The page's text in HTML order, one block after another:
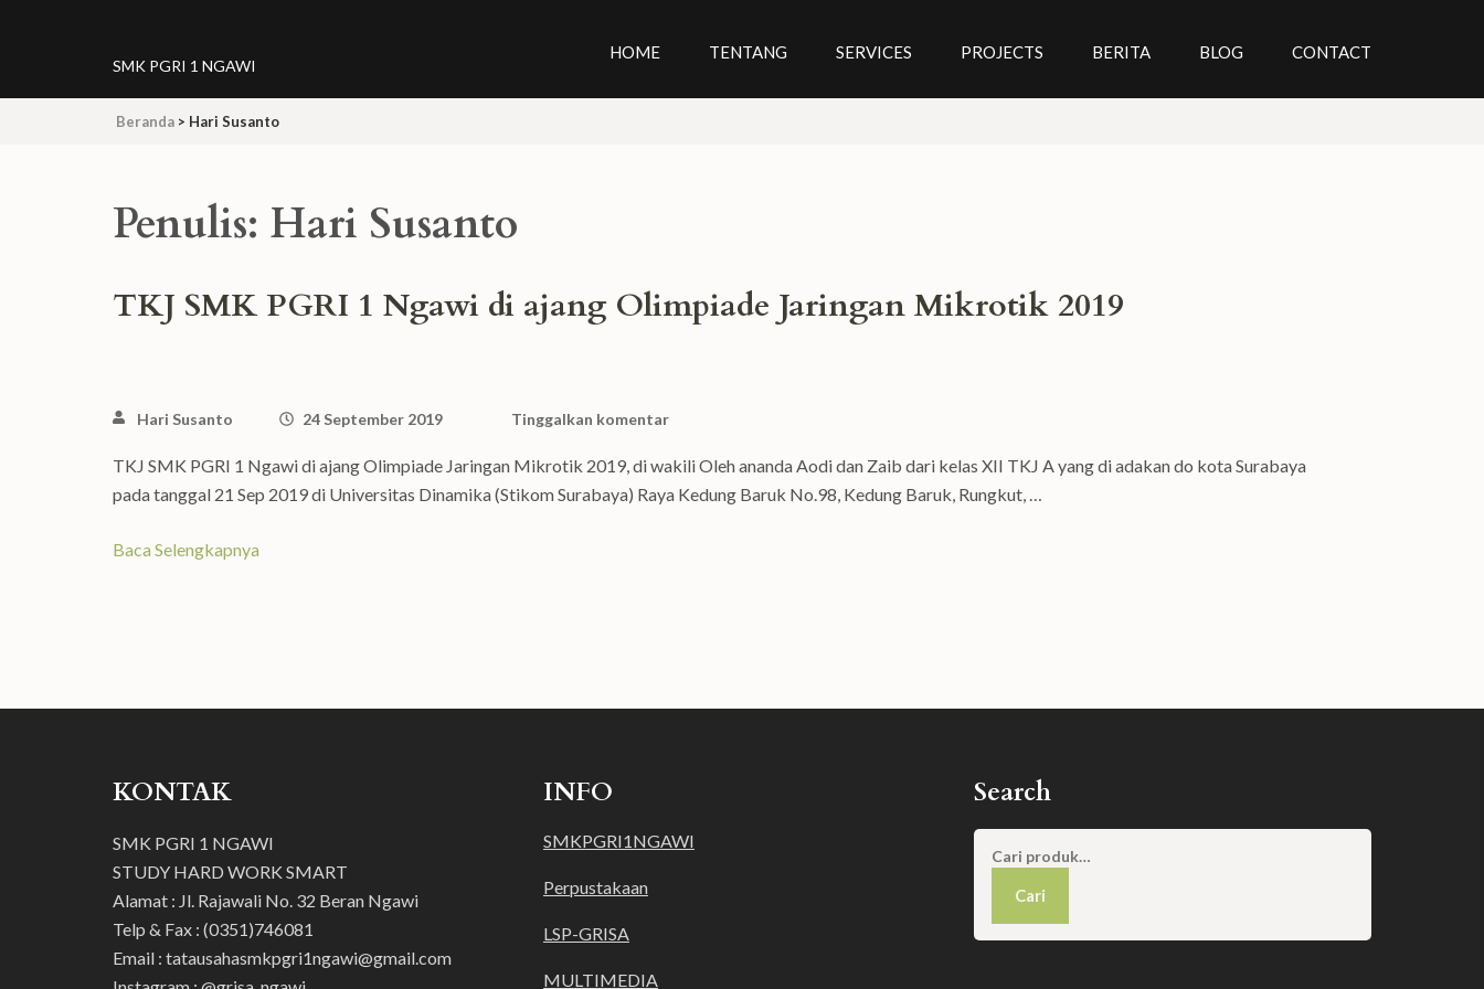
(Tekan
SMK PGRI 1 NGAWI
HOME TENTANG SERVICES PROJECTS BERITA BLOG CONTACT
Beranda > Hari Susanto
Penulis: Hari Susanto
TKJ SMK PGRI 1 Ngawi di ajang Olimpiade Jaringan Mikrotik 2019
Hari Susanto 24 September 2019 Tinggalkan komentar
TKJ SMK PGRI 1 Ngawi di ajang Olimpiade Jaringan Mikrotik 2019, di wakili Oleh ananda Aodi dan Zaib dari kelas XII TKJ A yang di adakan do kota Surabaya
pada tanggal 21 Sep 2019 di Universitas Dinamika (Stikom Surabaya) Raya Kedung Baruk No.98, Kedung Baruk, Rungkut, …
Baca Selengkapnya
KONTAK
SMK PGRI 1 NGAWI
STUDY HARD WORK SMART
Alamat : Jl. Rajawali No. 32 Beran Ngawi
Telp & Fax : (0351)746081
Email : tatausahasmkpgri1ngawi@gmail.com
INFO
SMKPGRI1NGAWI
Perpustakaan
LSP-GRISA
MULTIMEDIA
Search
Cari